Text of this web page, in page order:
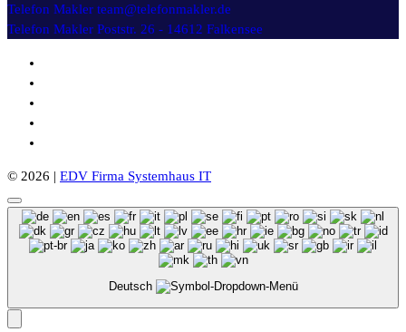
Telefon Makler team@telefonmakler.de
Telefon Makler Poststr. 26 - 14612 Falkensee
© 2026 | EDV Firma Systemhaus IT
Deutsch